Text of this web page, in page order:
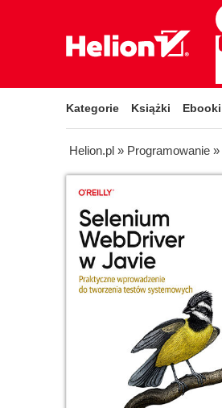
Kategorie Książki Ebooki
Helion.pl » Programowanie »